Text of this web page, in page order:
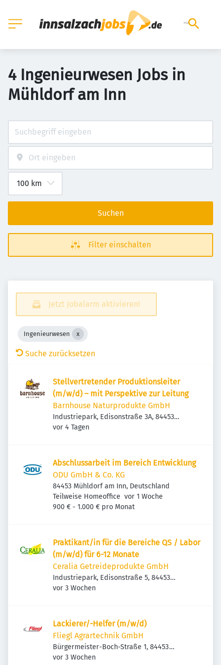
4 Ingenieurwesen Jobs in
Mühldorf am Inn
Suchen
Filter einschalten
Jetzt Jobalarm aktivieren!
Ingenieurwesen
Suche zurücksetzen
Stellvertretender Produktionsleiter
(m/w/d) – mit Perspektive zur Leitung
Barnhouse Naturprodukte GmbH
Industriepark, Edisonstraße 3A, 84453
Mühldorf am Inn, Deutschland
Veröffentlicht
vor 4 Tagen
Abschlussarbeit im Bereich Entwicklung
ODU GmbH & Co. KG
84453 Mühldorf am Inn, Deutschland
Teilweise Homeoffice Veröffentlicht
vor 1 Woche
900 € - 1.000 € pro Monat
Praktikant/in für die Bereiche QS / Labor
(m/w/d) für 6-12 Monate
Ceralia Getreideprodukte GmbH
Industriepark, Edisonstraße 5, 84453
Mühldorf am Inn, Deutschland
Veröffentlicht
vor 3 Wochen
Lackierer/-Helfer (m/w/d)
Fliegl Agrartechnik GmbH
Bürgermeister-Boch-Straße 1, 84453
Mühldorf am Inn, Deutschland
Veröffentlicht
vor 3 Wochen